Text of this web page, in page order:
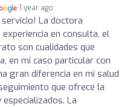
1 year ago
servicio! La doctora
en consulta, el
son cualidades que
en mi caso particular con
gran diferencia en mi salud
que ofrece la
La